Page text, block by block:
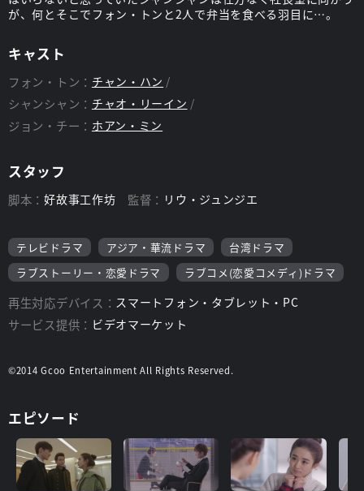
が、何とそこでフォン・トンと2人で弁当を食べる羽目に…。
キャスト
フォン・トン： チャン・ハン
シャンシャン： チャオ・リーイン
ジョン・チー： ホアン・ミン
スタッフ
脚本：好故事工作坊 監督： リウ・ジュンジエ
テレビドラマ アジア・華流ドラマ
台湾ドラマ
ラブストーリー・恋愛ドラマ
ラブコメ(恋愛コメディ)ドラマ
再生対応デバイス： スマートフォン・タブレット・PC
サービス提供： ビデオマーケット
©2014 Gcoo Entertainment All Rights Reserved.
エピソード